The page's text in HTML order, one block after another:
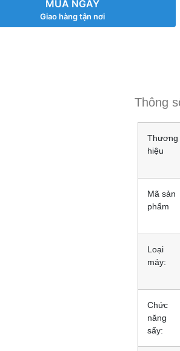
MUA NGAY
Giao hàng tận nơi
Thông
Thương
hiệu
Mã sản
phẩm
Loại
máy:
Chức
năng
sấy: